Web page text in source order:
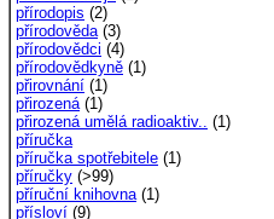
přírodopis (2)
přírodověda(3)
přírodovědci (4)
přírodovědkyně (1)
přirovnání (1)
přirozená(1)
přirozená umělá radioaktiv.. (1)
příručka
příručka spotřebitele (1)
příručky (>99)
příruční knihovna(1)
přísloví (9)